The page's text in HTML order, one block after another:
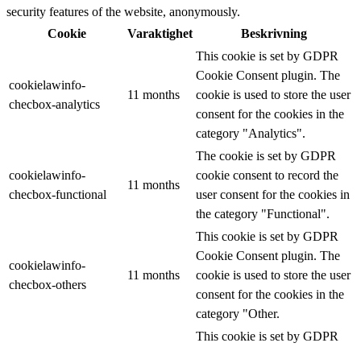
security features of the website, anonymously.
Cookie
Varaktighet Beskrivning
cookielawinfo-
checbox-analytics
11 months
This cookie is set by GDPR
Cookie Consent plugin. The
cookie is used to store the user
consent for the cookies in the
category "Analytics".
cookielawinfo-
checbox-functional
11 months
The cookie is set by GDPR
cookie consent to record the
user consent for the cookies in
the category "Functional".
cookielawinfo-
checbox-others
11 months
This cookie is set by GDPR
Cookie Consent plugin. The
cookie is used to store the user
consent for the cookies in the
category "Other.
This cookie is set by GDPR